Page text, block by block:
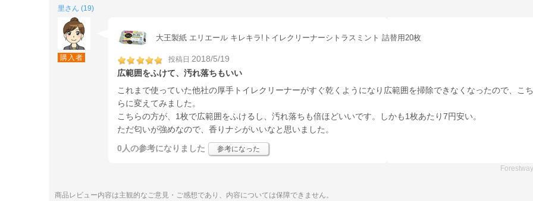
里さん (19)
購入者
大王製紙 エリエール キレキラ!トイレクリーナーシトラスミント 詰替用20枚
投稿日 2018/5/19
広範囲をふけて、汚れ落ちもいい
これまで使っていた他社の厚手トイレクリーナーがすぐ乾くようになり広範囲を掃除できなくなったので、こち
らに変えてみました。
こちらの方が、1枚で広範囲をふけるし、汚れ落ちも倍ほどいいです。しかも1枚あたり7円安い。
ただ匂いが強めなので、香りナシがいいなと思いました。
0人の参考になりました 参考になった
Forestway
商品レビュー内容は主観的なご意見・ご感想であり、内容については保障できません。